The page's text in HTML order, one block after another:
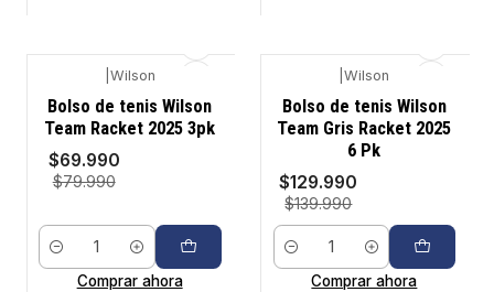
-13%
Wilson
Bolso de tenis Wilson
Team Racket 2025 3pk
$69.990
$79.990
Cantidad
Comprar ahora
-7%
|Wilson
Bolso de tenis Wilson
Team Gris Racket 2025
6 Pk
$129.990
$139.990
Cantidad
Comprar ahora